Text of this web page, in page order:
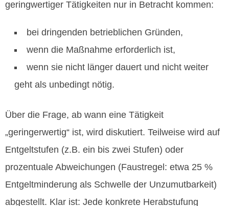
geringwertiger Tätigkeiten nur in Betracht kommen:
bei dringenden betrieblichen Gründen,
wenn die Maßnahme erforderlich ist,
wenn sie nicht länger dauert und nicht weiter
geht als unbedingt nötig.
Über die Frage, ab wann eine Tätigkeit
„geringerwertig“ ist, wird diskutiert. Teilweise wird auf
Entgeltstufen (z.B. ein bis zwei Stufen) oder
prozentuale Abweichungen (Faustregel: etwa 25 %
Entgeltminderung als Schwelle der Unzumutbarkeit)
abgestellt. Klar ist: Jede konkrete Herabstufung